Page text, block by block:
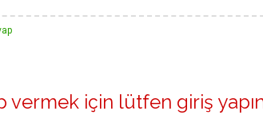
vermek için lütfen giriş